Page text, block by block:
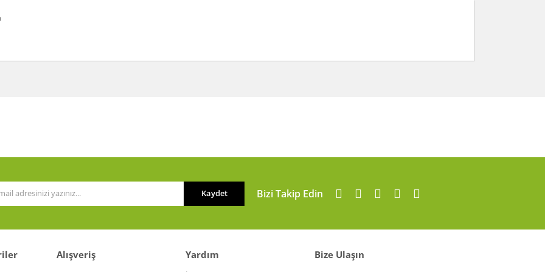
Kaydet Bizi Takip Edin
Alışveriş Yardım
Bize Ulaşın